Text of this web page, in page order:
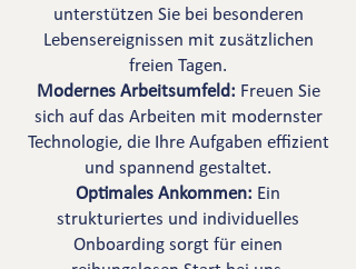
unterstützen Sie bei besonderen
Lebensereignissen mit zusätzlichen
freien Tagen.
Modernes Arbeitsumfeld: Freuen Sie
sich auf das Arbeiten mit modernster
Technologie, die Ihre Aufgaben effizient
und spannend gestaltet.
Optimales Ankommen: Ein
strukturiertes und individuelles
Onboarding sorgt für einen